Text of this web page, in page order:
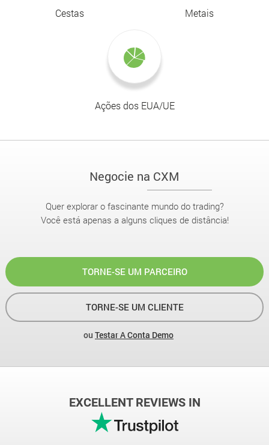
Cestas Metais
Ações dos EUA/UE
Negocie na CXM
Quer explorar o fascinante mundo do trading?
Você está apenas a alguns cliques de distância!
TORNE-SE UM PARCEIRO
TORNE-SE UM CLIENTE
ou Testar A Conta Demo
EXCELLENT REVIEWS IN